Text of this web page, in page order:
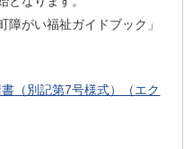
がい福祉ガイドブック」
（別記第7号様式）（エク